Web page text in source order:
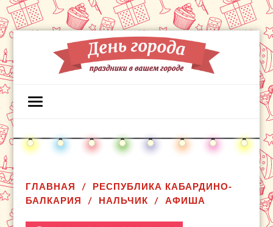
ГЛАВНАЯ
РЕСПУБЛИКА КАБАРДИНО-
БАЛКАРИЯ
НАЛЬЧИК АФИША